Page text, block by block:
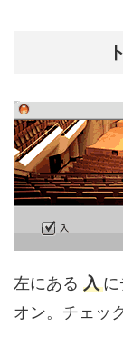
左にある 入
オン。チェッ